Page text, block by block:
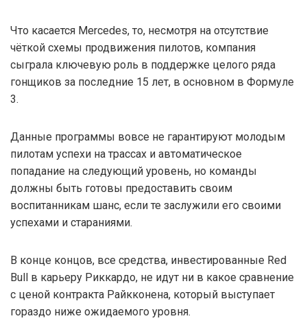
Что касается Mercedes, то, несмотря на отсутствие
чёткой схемы продвижения пилотов, компания
сыграла ключевую роль в поддержке целого ряда
гонщиков за последние 15 лет, в основном в Формуле
3.
Данные программы вовсе не гарантируют молодым
пилотам успехи на трассах и автоматическое
попадание на следующий уровень, но команды
должны быть готовы предоставить своим
воспитанникам шанс, если те заслужили его своими
успехами и стараниями.
В конце концов, все средства, инвестированные Red
Bull в карьеру Риккардо, не идут ни в какое сравнение
с ценой контракта Райкконена, который выступает
гораздо ниже ожидаемого уровня.